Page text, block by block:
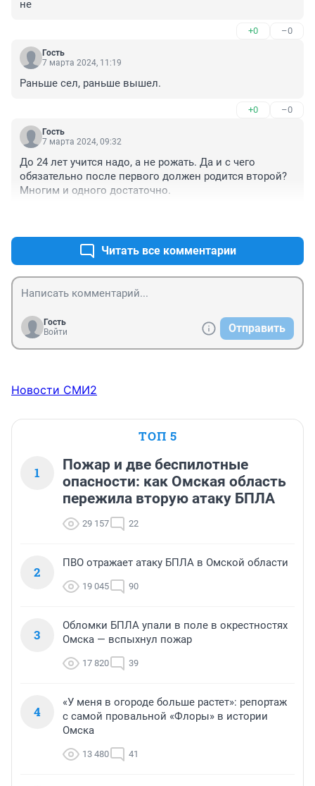
не
+0 –0
Гость
7 марта 2024, 11:19
Раньше сел, раньше вышел.
+0 –0
Гость
7 марта 2024, 09:32
До 24 лет учится надо, а не рожать. Да и с чего
обязательно после первого должен родится второй?
Многим и одного достаточно.
Читать все комментарии
Гость
Войти
Отправить
Новости СМИ2
ТОП 5
1
Пожар и две беспилотные
опасности: как Омская область
пережила вторую атаку БПЛА
29 157 22
2
ПВО отражает атаку БПЛА в Омской области
19 045 90
3
Обломки БПЛА упали в поле в окрестностях
Омска — вспыхнул пожар
17 820 39
4
«У меня в огороде больше растет»: репортаж
с самой провальной «Флоры» в истории
Омска
13 480 41